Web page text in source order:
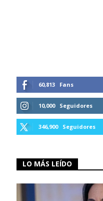
60,813 Fans
10,000 Seguidores
346,900 Seguidores
LO MÁS LEÍDO